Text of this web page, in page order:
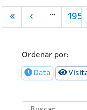
Paxinación
First
page
«
Páxina
anterior
‹ … 195
Ordenar por:
Data